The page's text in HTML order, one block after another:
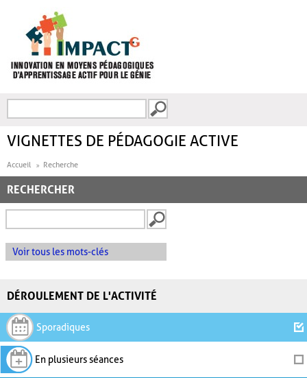
FORMULAIRE DE
VIGNETTES DE PÉDAGOGIE ACTIVE
Accueil Recherche
RECHERCHER
Voir tous les mots-clés
DÉROULEMENT DE L'ACTIVITÉ
Sporadiques
En plusieurs séances